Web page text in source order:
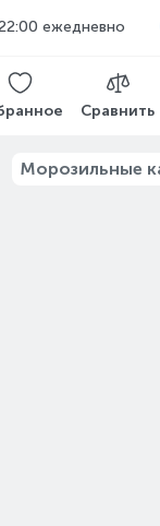
ежедневно
Сравнить
Морозильные